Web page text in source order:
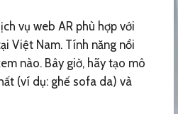
vụ web AR phù hợp với
Việt Nam. Tính năng nổi
nào. Bây giờ, hãy tạo mô
(ví dụ: ghế sofa da) và